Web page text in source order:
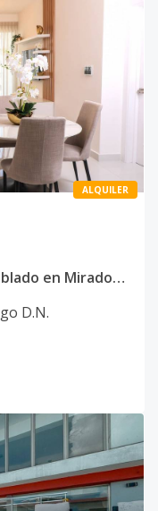
ALQUILER
Apartamento finamente amueblado en Mirador Norte
D.N.